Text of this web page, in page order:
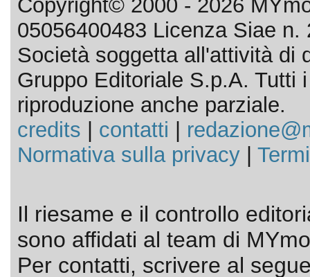
Copyright© 2000 - 2026
05056400483 Licenza Siae n.
Società soggetta all'attività di
Gruppo Editoriale S.p.A. Tutti
riproduzione anche parziale.
credits
contatti
Normativa sulla privacy|
Il riesame e il controllo
sono affidati al team di
Per contatti, scrivere al